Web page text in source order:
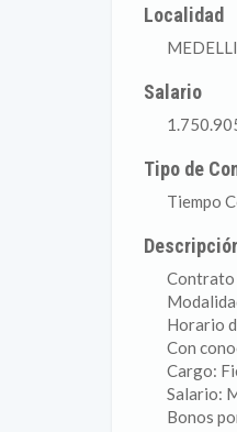
Localidad
Salario
Tipo de
Tiempo
Contrato
Horario
Con
Cargo:
Salario:
Bonos